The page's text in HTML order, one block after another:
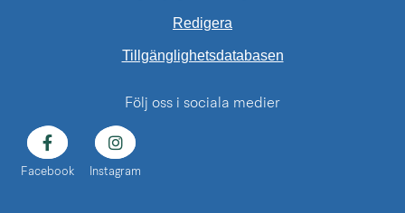
Redigera
TillgänglighetsdatabasenLänk till annan
Följ oss i sociala medier
Facebook Instagram